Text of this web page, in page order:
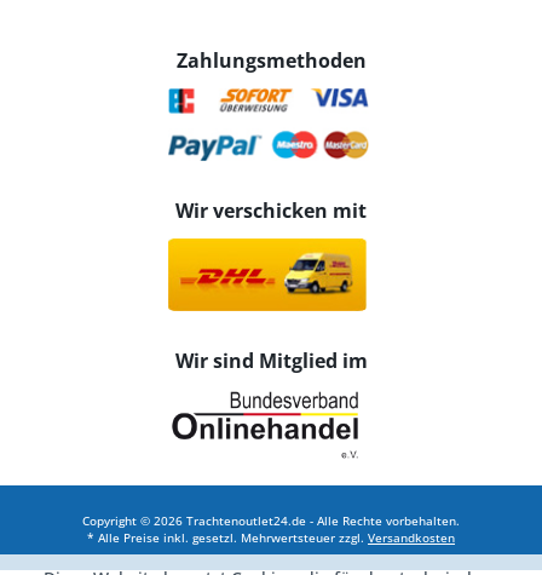
Zahlungsmethoden
Wir verschicken mit
Wir sind Mitglied im
Copyright © 2026 Trachtenoutlet24.de - Alle Rechte vorbehalten.
* Alle Preise inkl. gesetzl. Mehrwertsteuer zzgl. Versandkosten